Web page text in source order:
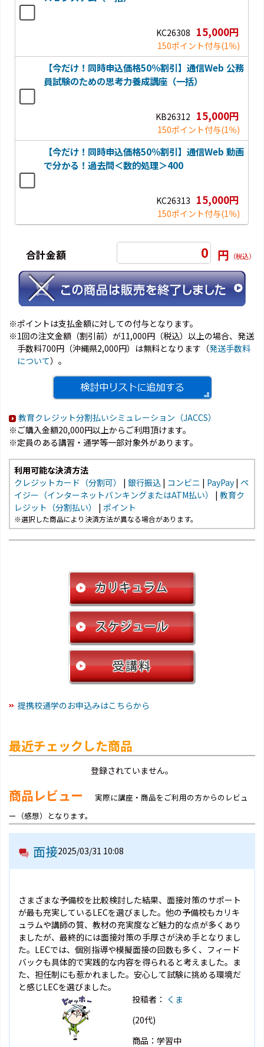
KC26308 15,000円
150ポイント付与(1％)
【今だけ！同時申込価格50％割引】通信Web 公務
員試験のための思考力養成講座（一括）
KB26312 15,000円
150ポイント付与(1％)
【今だけ！同時申込価格50％割引】通信Web 動画
で分かる！過去問＜数的処理＞400
KC26313 15,000円
150ポイント付与(1％)
合計金額 0 円 （税込）
※ポイントは支払金額に対しての付与となります。
※1回の注文金額（割引前）が11,000円（税込）以上の場合、発送
手数料700円（沖縄県2,000円）は無料となります（発送手数料
について）。
教育クレジット分割払いシミュレーション（JACCS）
※ご購入金額20,000円以上からご利用頂けます。
※定員のある講習・通学等一部対象外があります。
利用可能な決済方法
クレジットカード（分割可）
| 銀行振込 | コンビニ | PayPay | ペ
イジー（インターネットバンキングまたはATM払い）
| 教育ク
レジット（分割払い）
| ポイント
※選択した商品により決済方法が異なる場合があります。
提携校通学のお申込みはこちらから
最近チェックした商品
登録されていません。
商品レビュー
実際に講座・商品をご利用の方からのレビュ
ー（感想）となります。
面接2025/03/31 10:08
さまざまな予備校を比較検討した結果、面接対策のサポート
が最も充実しているLECを選びました。他の予備校もカリキ
ュラムや講師の質、教材の充実度など魅力的な点が多くあり
ましたが、最終的には面接対策の手厚さが決め手となりまし
た。LECでは、個別指導や模擬面接の回数も多く、フィード
バックも具体的で実践的な内容を得られると考えました。ま
た、担任制にも惹かれました。安心して試験に挑める環境だ
と感じLECを選びました。
投稿者： くま
(20代)
商品：学習中